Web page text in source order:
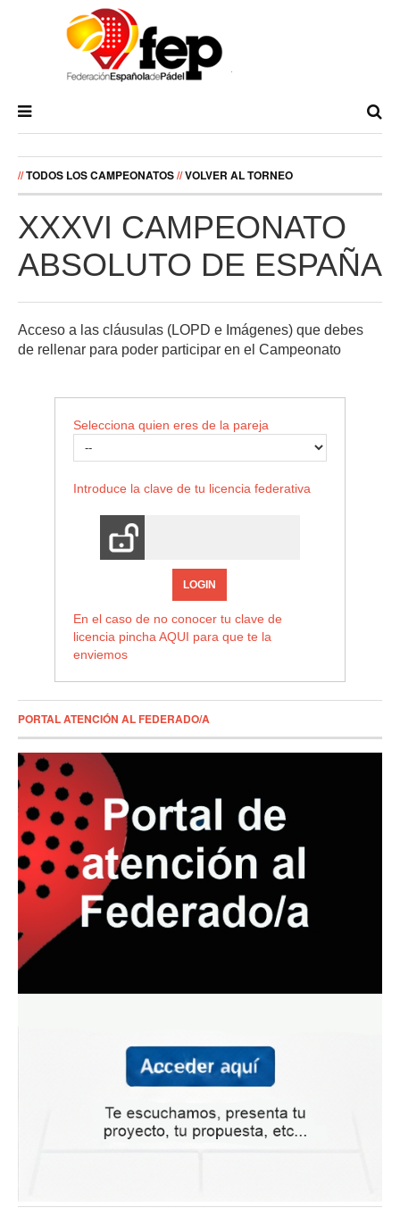
//TODOS LOS CAMPEONATOS//VOLVER AL TORNEO
XXXVI CAMPEONATO
ABSOLUTO DE ESPAÑA
Acceso a las cláusulas (LOPD e Imágenes) que debes
de rellenar para poder participar en el Campeonato
Selecciona quien eres de la pareja
Introduce la clave de tu licencia federativa
LOGIN
En el caso de no conocer tu clave de
licencia pincha AQUI para que te la
enviemos
PORTAL ATENCIÓN AL FEDERADO/A